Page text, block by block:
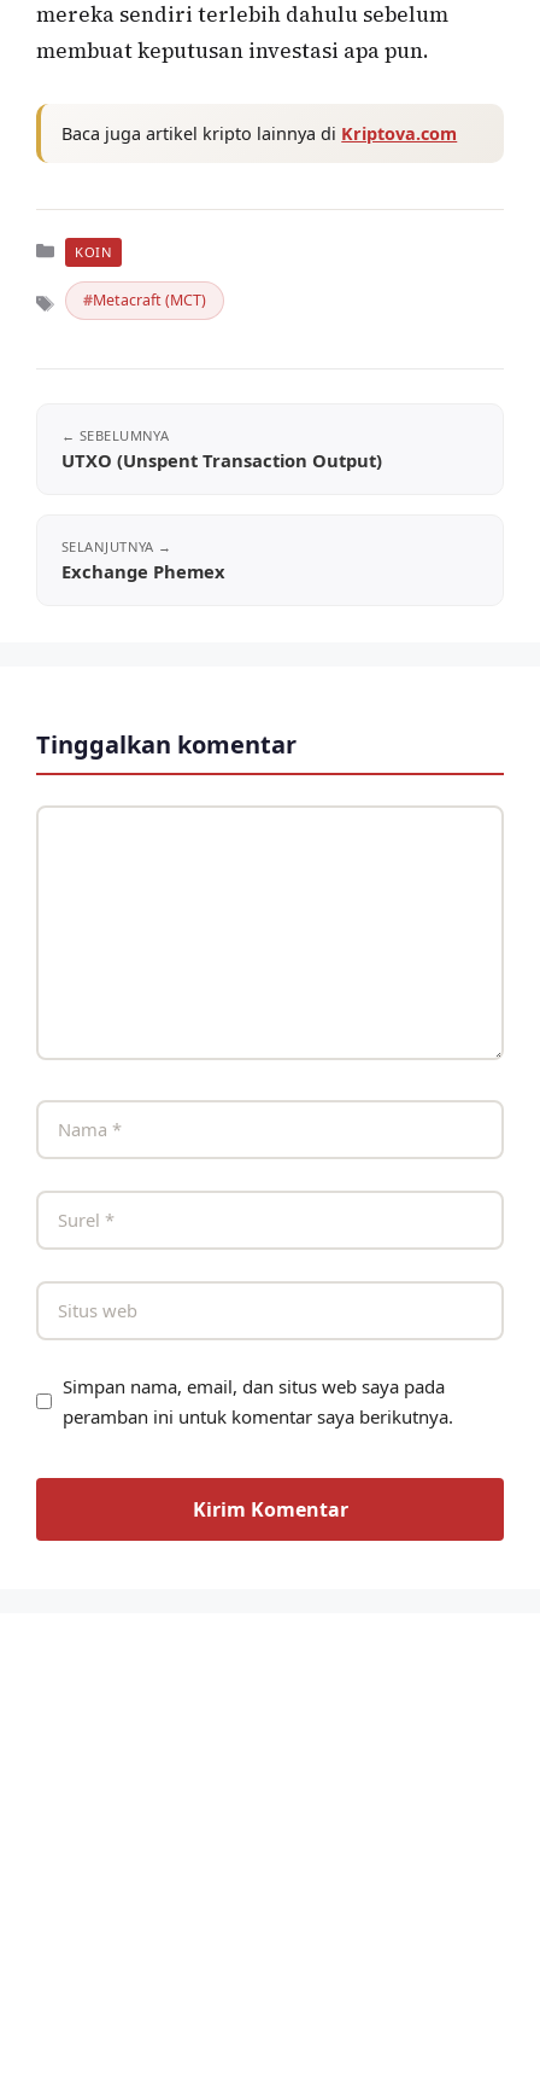
mereka sendiri terlebih dahulu sebelum
membuat keputusan investasi apa pun.
Baca juga artikel kripto lainnya di Kriptova.com
Kategori
KOIN
Tag Metacraft (MCT)
UTXO (Unspent Transaction Output)
Exchange Phemex
Tinggalkan komentar
Komentar
Nama
Surel
Situs
Simpan nama, email, dan situs web saya pada
peramban ini untuk komentar saya berikutnya.